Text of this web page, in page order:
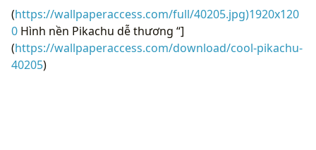
(https://wallpaperaccess.com/full/40205.jpg)1920x120
0 Hình nền Pikachu dễ thương “]
(https://wallpaperaccess.com/download/cool-pikachu-
40205)